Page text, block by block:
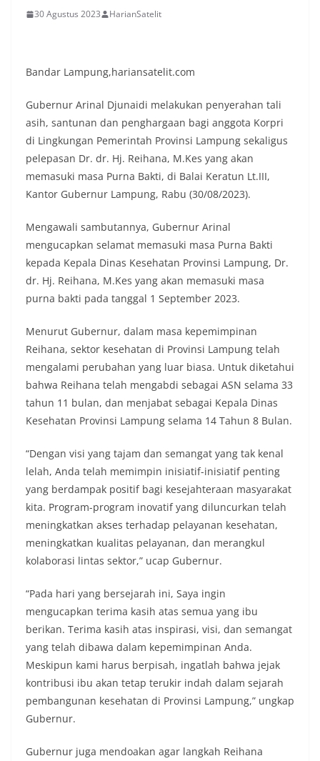
30 Agustus 2023 HarianSatelit
Bandar Lampung,hariansatelit.com
Gubernur Arinal Djunaidi melakukan penyerahan tali
asih, santunan dan penghargaan bagi anggota Korpri
di Lingkungan Pemerintah Provinsi Lampung sekaligus
pelepasan Dr. dr. Hj. Reihana, M.Kes yang akan
memasuki masa Purna Bakti, di Balai Keratun Lt.III,
Kantor Gubernur Lampung, Rabu (30/08/2023).
Mengawali sambutannya, Gubernur Arinal
mengucapkan selamat memasuki masa Purna Bakti
kepada Kepala Dinas Kesehatan Provinsi Lampung, Dr.
dr. Hj. Reihana, M.Kes yang akan memasuki masa
purna bakti pada tanggal 1 September 2023.
Menurut Gubernur, dalam masa kepemimpinan
Reihana, sektor kesehatan di Provinsi Lampung telah
mengalami perubahan yang luar biasa. Untuk diketahui
bahwa Reihana telah mengabdi sebagai ASN selama 33
tahun 11 bulan, dan menjabat sebagai Kepala Dinas
Kesehatan Provinsi Lampung selama 14 Tahun 8 Bulan.
“Dengan visi yang tajam dan semangat yang tak kenal
lelah, Anda telah memimpin inisiatif-inisiatif penting
yang berdampak positif bagi kesejahteraan masyarakat
kita. Program-program inovatif yang diluncurkan telah
meningkatkan akses terhadap pelayanan kesehatan,
meningkatkan kualitas pelayanan, dan merangkul
kolaborasi lintas sektor,” ucap Gubernur.
“Pada hari yang bersejarah ini, Saya ingin
mengucapkan terima kasih atas semua yang ibu
berikan. Terima kasih atas inspirasi, visi, dan semangat
yang telah dibawa dalam kepemimpinan Anda.
Meskipun kami harus berpisah, ingatlah bahwa jejak
kontribusi ibu akan tetap terukir indah dalam sejarah
pembangunan kesehatan di Provinsi Lampung,” ungkap
Gubernur.
Gubernur juga mendoakan agar langkah Reihana